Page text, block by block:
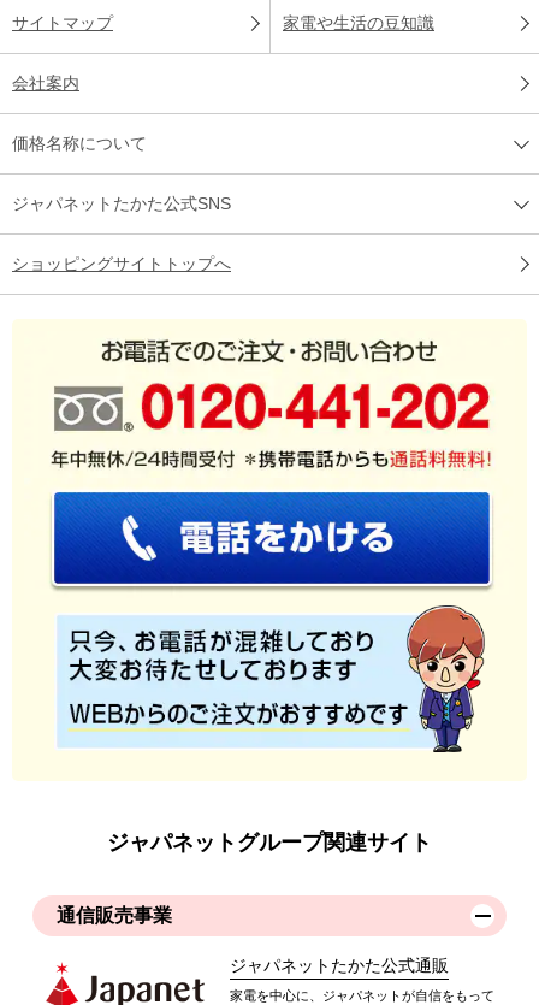
サイトマップ 家電や生活の豆知識
会社案内
価格名称について
ジャパネットたかた公式SNS
ショッピングサイトトップへ
ジャパネットグループ関連サイト
通信販売事業
ジャパネットたかた公式通販
家電を中心に、ジャパネットが自信をもって